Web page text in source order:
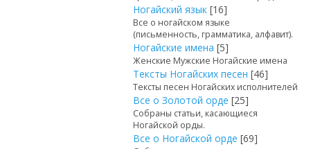
Ногайский язык [16]
Все о ногайском языке
(письменность, грамматика, алфавит).
Ногайские имена [5]
Женские Мужские Ногайские имена
Тексты Ногайских песен [46]
Тексты песен Ногайских исполнителей
Все о Золотой орде [25]
Собраны статьи, касающиеся
Ногайской орды.
Все о Ногайской орде [69]